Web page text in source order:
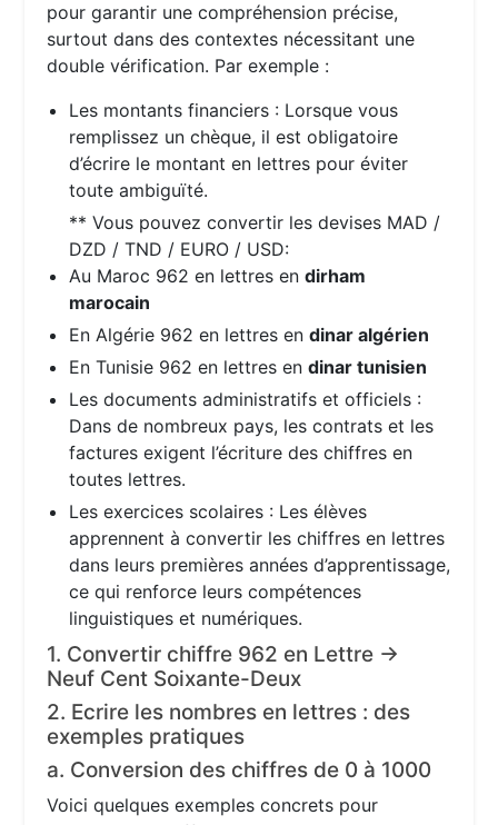
pour garantir une compréhension précise,
surtout dans des contextes nécessitant une
double vérification. Par exemple :
Les montants financiers : Lorsque vous
remplissez un chèque, il est obligatoire
d’écrire le montant en lettres pour éviter
toute ambiguïté.
** Vous pouvez convertir les devises MAD /
DZD / TND / EURO / USD:
Au Maroc 962 en lettres endirham
marocain
En Algérie 962 en lettres endinar algérien
En Tunisie 962 en lettres endinar tunisien
Les documents administratifs et officiels :
Dans de nombreux pays, les contrats et les
factures exigent l’écriture des chiffres en
toutes lettres.
Les exercices scolaires : Les élèves
apprennent à convertir les chiffres en lettres
dans leurs premières années d’apprentissage,
ce qui renforce leurs compétences
linguistiques et numériques.
1. Convertir chiffre 962 en Lettre →
Neuf Cent Soixante-Deux
2. Ecrire les nombres en lettres : des
exemples pratiques
a. Conversion des chiffres de 0 à 1000
Voici quelques exemples concrets pour